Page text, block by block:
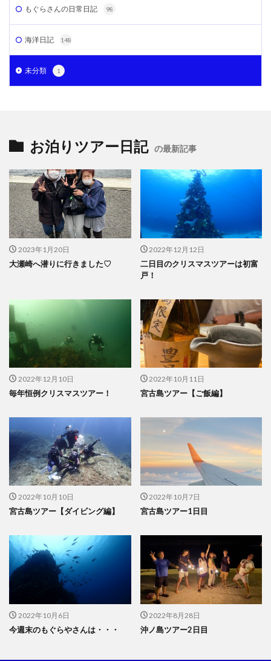
もぐらさんの日常日記 98
海洋日記 148
未分類 1
お泊りツアー日記 の最新記事
2023年1月20日
大瀬崎へ潜りに行きました♡
2022年12月12日
二日目のクリスマスツアーは初富
戸！
2022年12月10日
毎年恒例クリスマスツアー！
2022年10月11日
宮古島ツアー【ご飯編】
2022年10月10日
宮古島ツアー【ダイビング編】
2022年10月7日
宮古島ツアー1日目
2022年10月6日
今週末のもぐらやさんは・・・
2022年8月28日
沖ノ島ツアー2日目